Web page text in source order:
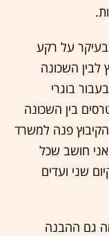
על רקע
השכונה
בוגרי
בין השכונה
פנה למשרד
חושב שכל
שני ועדים
גם ההבנה